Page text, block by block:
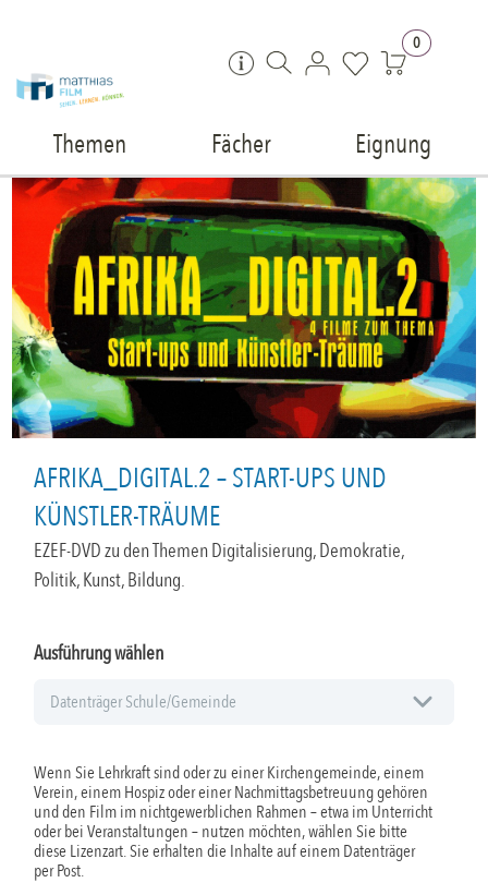
0
Themen Fächer Eignung
AFRIKA_DIGITAL.2 – START-UPS UND
KÜNSTLER-TRÄUME
EZEF-DVD zu den Themen Digitalisierung, Demokratie,
Politik, Kunst, Bildung.
Ausführung wählen
Wenn Sie Lehrkraft sind oder zu einer Kirchengemeinde, einem
Verein, einem Hospiz oder einer Nachmittagsbetreuung gehören
und den Film im nichtgewerblichen Rahmen – etwa im Unterricht
oder bei Veranstaltungen – nutzen möchten, wählen Sie bitte
diese Lizenzart. Sie erhalten die Inhalte auf einem Datenträger
per Post.